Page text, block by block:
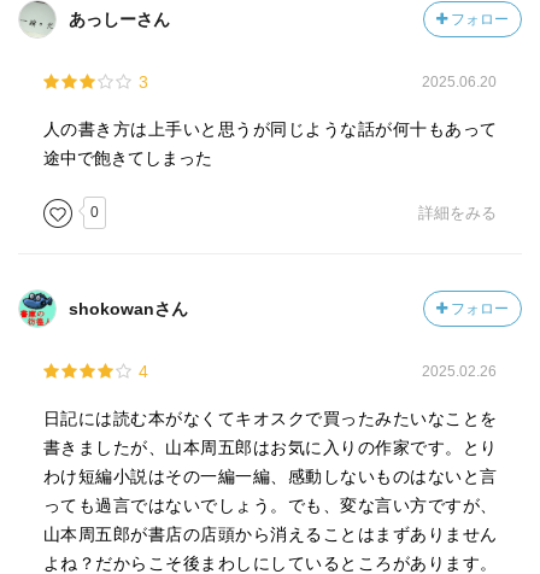
あっしーさん フォロー
3 2025.06.20
人の書き方は上手いと思うが同じような話が何十もあって
途中で飽きてしまった
0 詳細をみる
shokowanさん フォロー
4 2025.02.26
日記には読む本がなくてキオスクで買ったみたいなことを
書きましたが、山本周五郎はお気に入りの作家です。とり
わけ短編小説はその一編一編、感動しないものはないと言
っても過言ではないでしょう。でも、変な言い方ですが、
山本周五郎が書店の店頭から消えることはまずありません
よね？だからこそ後まわしにしているところがあります。